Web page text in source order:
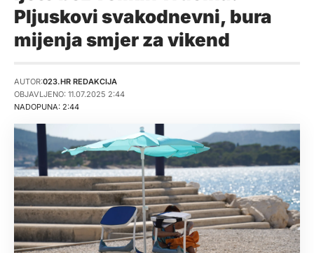
Pljuskovi svakodnevni, bura
mijenja smjer za vikend
NADOPUNA: 2:44
AUTOR:023.HR REDAKCIJA
OBJAVLJENO: 11.07.2025 2:44